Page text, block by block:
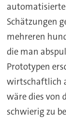
Schätzungen
mehreren
die man
Prototypen
wirtschaftlich
wäre dies von
schwierig zu